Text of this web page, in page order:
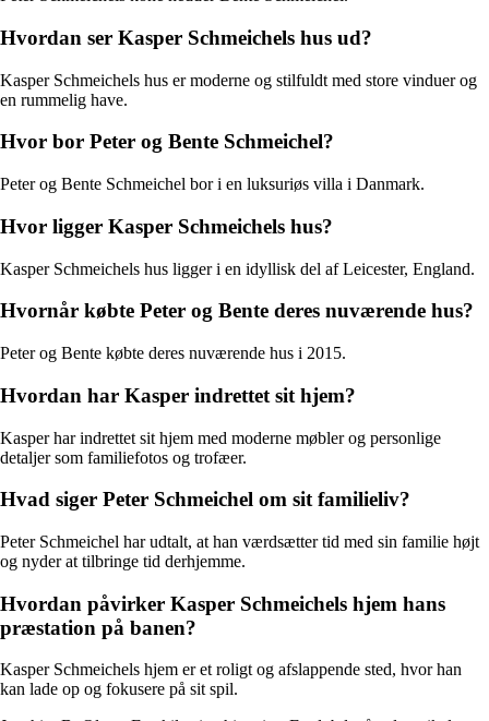
Hvordan ser Kasper Schmeichels hus ud?
Kasper Schmeichels hus er moderne og stilfuldt med store vinduer og
en rummelig have.
Hvor bor Peter og Bente Schmeichel?
Peter og Bente Schmeichel bor i en luksuriøs villa i Danmark.
Hvor ligger Kasper Schmeichels hus?
Kasper Schmeichels hus ligger i en idyllisk del af Leicester, England.
Hvornår købte Peter og Bente deres nuværende hus?
Peter og Bente købte deres nuværende hus i 2015.
Hvordan har Kasper indrettet sit hjem?
Kasper har indrettet sit hjem med moderne møbler og personlige
detaljer som familiefotos og trofæer.
Hvad siger Peter Schmeichel om sit familieliv?
Peter Schmeichel har udtalt, at han værdsætter tid med sin familie højt
og nyder at tilbringe tid derhjemme.
Hvordan påvirker Kasper Schmeichels hjem hans
præstation på banen?
Kasper Schmeichels hjem er et roligt og afslappende sted, hvor han
kan lade op og fokusere på sit spil.